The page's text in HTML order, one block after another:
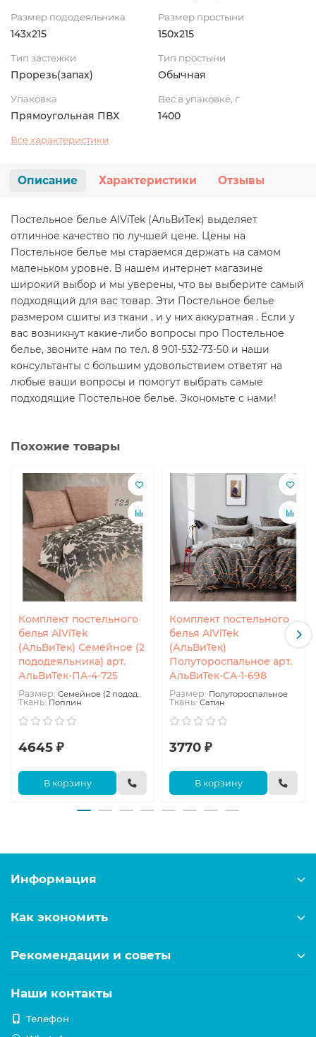
Размер пододеяльника
143х215
Размер простыни
150х215
Тип застежки
Прорезь(запах)
Тип простыни
Обычная
Упаковка
Прямоугольная ПВХ
Вес в упаковке, г
1400
Все характеристики
Описание Характеристики Отзывы
Постельное белье AlViTek (АльВиТек) выделяет
отличное качество по лучшей цене. Цены на
Постельное белье мы стараемся держать на самом
маленьком уровне. В нашем интернет магазине
широкий выбор и мы уверены, что вы выберите самый
подходящий для вас товар. Эти Постельное белье
размером сшиты из ткани , и у них аккуратная . Если у
вас возникнут какие-либо вопросы про Постельное
белье, звоните нам по тел. 8 901-532-73-50 и наши
консультанты с большим удовольствием ответят на
любые ваши вопросы и помогут выбрать самые
подходящие Постельное белье. Экономьте с нами!
Похожие товары
Комплект постельного
белья AlViTek
(АльВиТек) Семейное (2
пододеяльника) арт.
АльВиТек-ПA-4-725
Размер: Семейное (2 пододеяльника)
Ткань:Поплин
4645 ₽
В корзину
Комплект постельного
белья AlViTek
(АльВиТек)
Полутороспальное арт.
АльВиТек-CA-1-698
Размер: Полутороспальное
Ткань:Сатин
3770 ₽
В корзину
Информация
Как экономить
Рекомендации и советы
Наши контакты
Телефон